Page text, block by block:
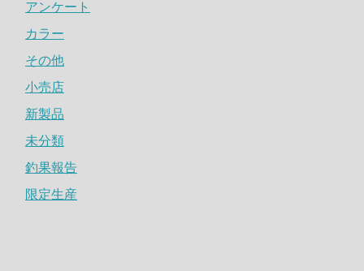
アンケート
カラー
その他
小売店
新製品
未分類
釣果報告
限定生産